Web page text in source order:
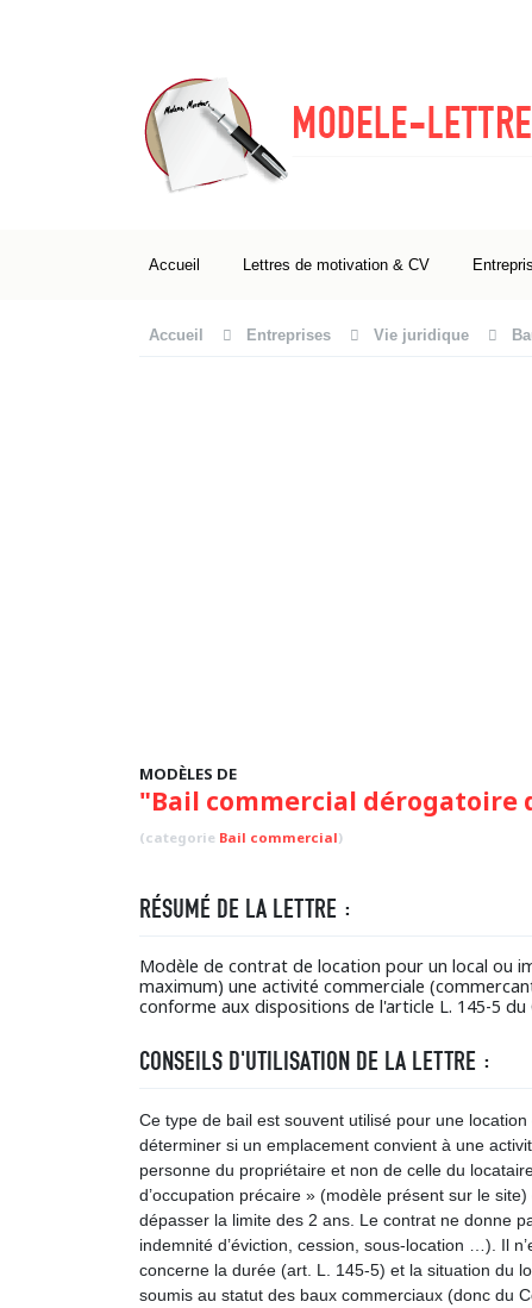
Accueil Lettres de motivation & CV
Accueil Entreprises Vie juridique
MODÈLES DE
"Bail commercial dérogatoire
(categorie Bail commercial)
RÉSUMÉ DE LA LETTRE :
Modèle de contrat de location pour un local ou
maximum) une activité commerciale
conforme aux dispositions de l'article L. 145-5
CONSEILS D'UTILISATION DE LA LETTRE :
Ce type de bail est souvent utilisé pour une
déterminer si un emplacement convient à une
personne du propriétaire et non de celle du
d’occupation précaire » (modèle présent sur le
dépasser la limite des 2 ans. Le contrat ne donne
indemnité d’éviction, cession, sous-location …). Il
concerne la durée (art. L. 145-5) et la situation du
soumis au statut des baux commerciaux (donc du